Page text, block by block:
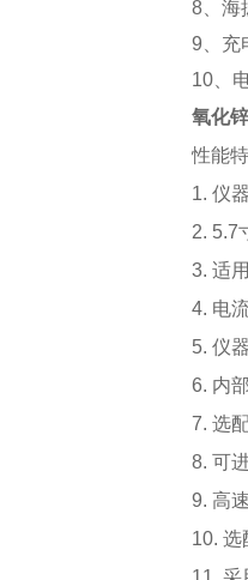
8、海
9、充
10、
氧化
性能
1. 仪
2. 5.7
3. 适
4. 电
5. 仪
6. 内
7. 选
8. 可
9. 高
10.